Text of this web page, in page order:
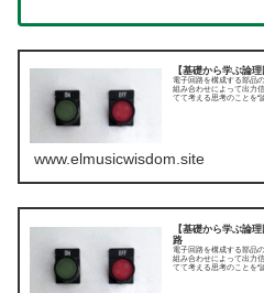
【基礎から学ぶ論
電子回路を構成する部品
組み合わせによって出力
てて考える思考のことを“
www.elmusicwisdom.site
【基礎から学ぶ論
路
電子回路を構成する部品
組み合わせによって出力
てて考える思考のことを“
と呼びます。本記事では